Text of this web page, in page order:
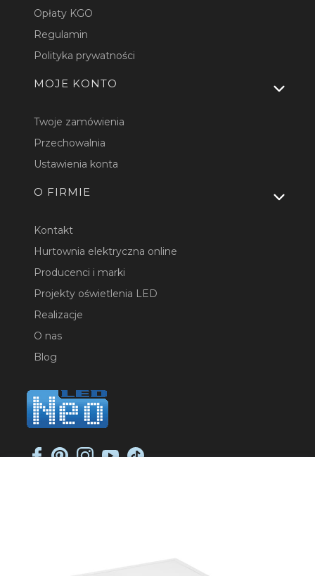
Opłaty KGO
Regulamin
Polityka prywatności
MOJE KONTO
Twoje zamówienia
Przechowalnia
Ustawienia konta
O FIRMIE
Kontakt
Hurtownia elektryczna online
Producenci i marki
Projekty oświetlenia LED
Realizacje
O nas
Blog